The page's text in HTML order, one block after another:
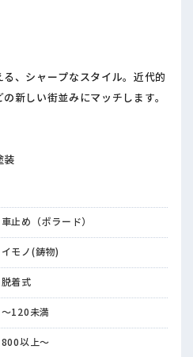
、シャープなスタイル。近代的
新しい街並みにマッチします。
装
車止め（ボラード）
イモノ(鋳物)
脱着式
～120未満
800以上～